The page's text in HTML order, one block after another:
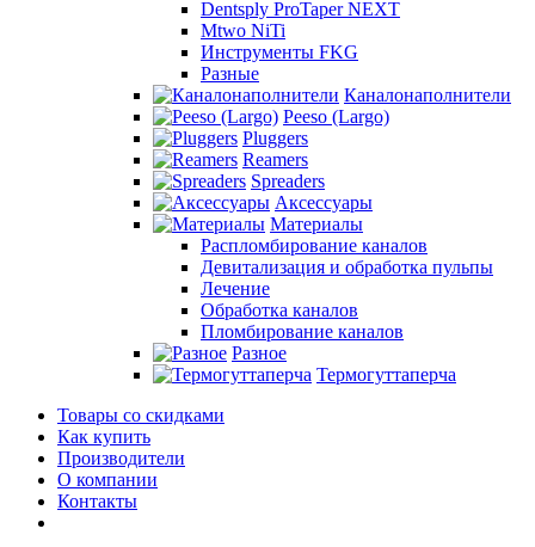
Dentsply ProTaper NEXT
Mtwo NiTi
Инструменты FKG
Разные
Каналонаполнители
Peeso (Largo)
Pluggers
Reamers
Spreaders
Аксессуары
Материалы
Распломбирование каналов
Девитализация и обработка пульпы
Лечение
Обработка каналов
Пломбирование каналов
Разное
Термогуттаперча
Товары со скидками
Как купить
Производители
О компании
Контакты